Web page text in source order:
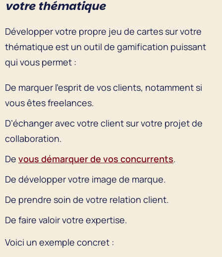
votre thématique
Développer votre propre jeu de cartes sur votre
thématique est un outil de gamification puissant
qui vous permet :
De marquer l’esprit de vos clients, notamment si
vous êtes freelances.
D’échanger avec votre client sur votre projet de
collaboration.
De vous démarquer de vos concurrents.
De développer votre image de marque.
De prendre soin de votre relation client.
De faire valoir votre expertise.
Voici un exemple concret :